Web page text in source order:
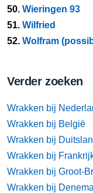
50. Wieringen 93
51. Wilfried
52. Wolfram
Verder zoeken
Wrakken bij
Wrakken bij België
Wrakken bij
Wrakken bij
Wrakken bij Groot-
Wrakken bij